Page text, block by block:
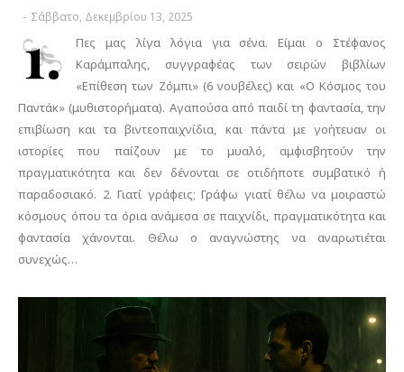
- Σάββατο, Δεκεμβρίου 13, 2025
1.
Πες μας λίγα λόγια για σένα. Είμαι ο Στέφανος
Καράμπαλης, συγγραφέας των σειρών βιβλίων
«Επίθεση των Ζόμπι» (6 νουβέλες) και «Ο Κόσμος του
Παντάκ» (μυθιστορήματα). Αγαπούσα από παιδί τη φαντασία, την
επιβίωση και τα βιντεοπαιχνίδια, και πάντα με γοήτευαν οι
ιστορίες που παίζουν με το μυαλό, αμφισβητούν την
πραγματικότητα και δεν δένονται σε οτιδήποτε συμβατικό ή
παραδοσιακό. 2. Γιατί γράφεις; Γράφω γιατί θέλω να μοιραστώ
κόσμους όπου τα όρια ανάμεσα σε παιχνίδι, πραγματικότητα και
φαντασία χάνονται. Θέλω ο αναγνώστης να αναρωτιέται
συνεχώς…